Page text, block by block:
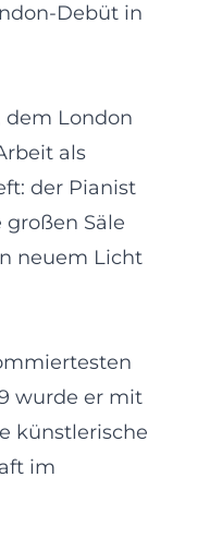
Debüt in
dem London
als
der Pianist
Säle
neuem Licht
wurde er mit
künstlerische
im